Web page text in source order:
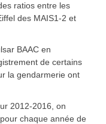
ratios entre les
des MAIS1-2 et
BAAC en
de certains
la gendarmerie ont
2012-2016, on
chaque année de